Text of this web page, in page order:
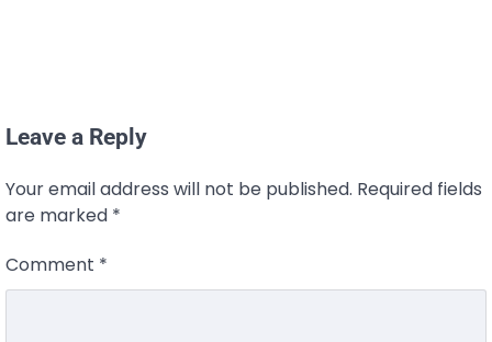
Leave a Reply
Your email address will not be published. Required fields
are marked *
Comment *